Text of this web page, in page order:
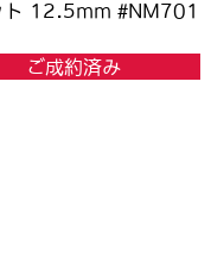
ト 12.5mm #NM701
ご成約済み